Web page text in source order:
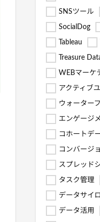
SNSツール
SocialDog
Tableau
Treasure
WEBマーケ
アクティブ
ウォーター
エンゲージ
コホートデ
コンバージ
スプレッド
タスク管理
データサイロ
データ活用